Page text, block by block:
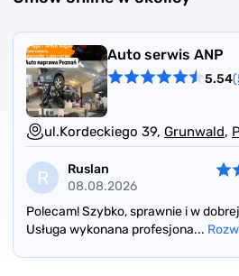
Auto serwis ANP
5.54
ul.Kordeckiego 39, Grunwald,
R
Ruslan
08.08.2026
Polecam! Szybko, sprawnie i w
Usługa wykonana profesjona...